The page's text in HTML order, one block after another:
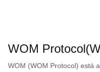
WOM
WOM (WOM Protocol) está